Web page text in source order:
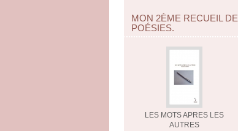
MON 2ÈME RECUEIL DE
POÉSIES.
LES MOTS APRES LES
AUTRES